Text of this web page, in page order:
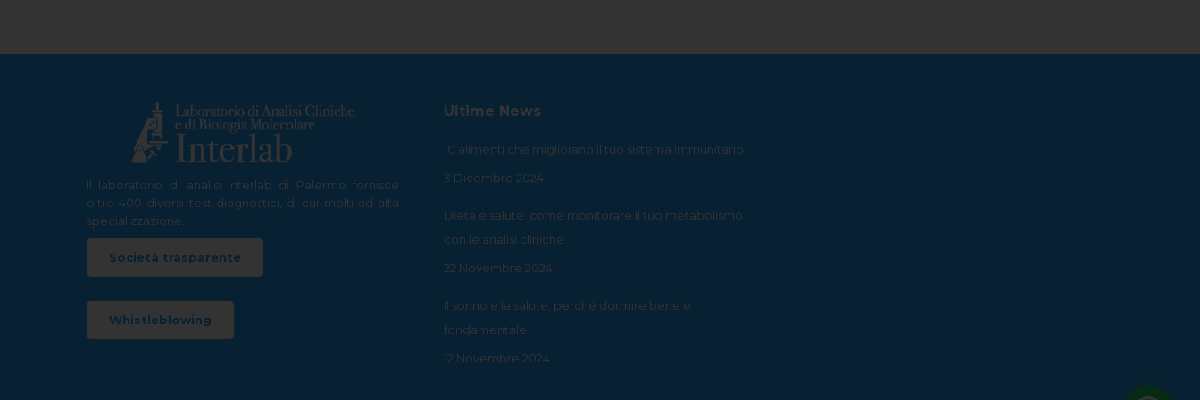
Il laboratorio di analisi Interlab di Palermo fornisce
oltre 400 diversi test diagnostici, di cui molti ad alta
specializzazione.
Società trasparente
Whistleblowing
Ultime News
10 alimenti che migliorano il tuo sistema immunitario
3 Dicembre 2024
Dieta e salute: come monitorare il tuo metabolismo
con le analisi cliniche
22 Novembre 2024
Il sonno e la salute: perché dormire bene è
fondamentale
12 Novembre 2024